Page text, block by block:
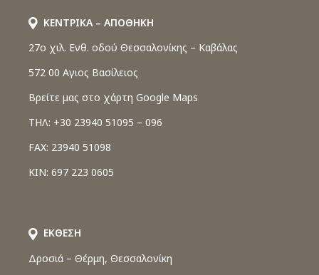
ΚΕΝΤΡΙΚΑ – ΑΠΟΘΗΚΗ
27o χιλ. Ενθ. οδού Θεσσαλονίκης – Καβάλας
572 00 Αγιος Βασίλειος
Βρείτε μας στο χάρτη Google Maps
ΤΗΛ: +30 23940 51095 – 096
FAX: 23940 51098
ΚΙΝ: 697 223 0605
ΕΚΘΕΣΗ
Δροσιά – Θέρμη, Θεσσαλονίκη